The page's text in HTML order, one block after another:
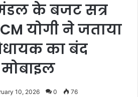
के बजट सत्र
योगी ने जताया
का बंद
10, 2026 0 76